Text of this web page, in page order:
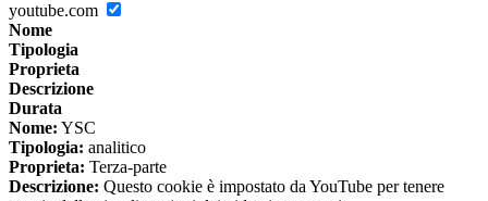
youtube.com
Nome
Tipologia
Proprieta
Descrizione
Durata
Nome: YSC
Tipologia: analitico
Proprieta: Terza-parte
Descrizione: Questo cookie è impostato da YouTube per tenere